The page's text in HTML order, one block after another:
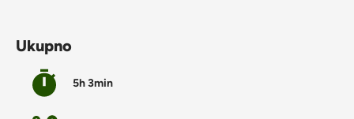
Ukupno
5h 3min